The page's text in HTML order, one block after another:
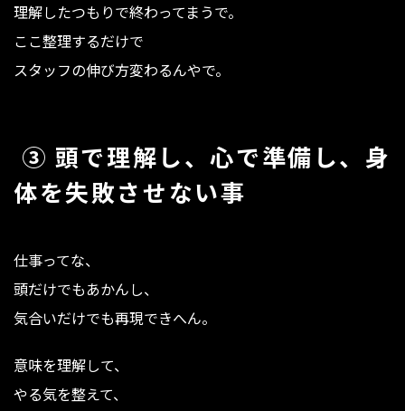
理解したつもりで終わってまうで。
ここ整理するだけで
スタッフの伸び方変わるんやで。
③ 頭で理解し、心で準備し、身
体を失敗させない事
仕事ってな、
頭だけでもあかんし、
気合いだけでも再現できへん。
意味を理解して、
やる気を整えて、